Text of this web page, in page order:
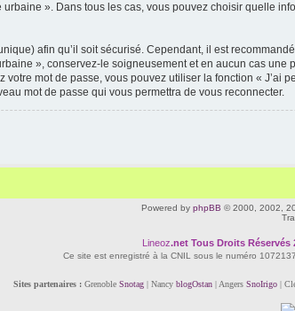
». Dans tous les cas, vous pouvez choisir quelle
afin qu’il soit sécurisé. Cependant, il est
», conservez-le soigneusement et en aucun cas
votre mot de passe, vous pouvez utiliser la fonction «
mot de passe qui vous permettra de vous reconnecter.
Powered by phpBB © 2000, 2002,
Lineoz.netTous Droits Réservés
Ce site est enregistré à la CNIL sous le numéro
Sites partenaires :Grenoble Snotag| Nancy blogOstan| Angers SnoIrigo|